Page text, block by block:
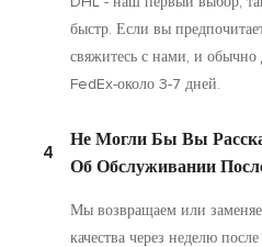
быстр. Если вы
свяжитесь с нами, и обычно
FedEx-около 3-7 дней.
4
Не Могли Бы Вы
Об Обслуживании
Мы возвращаем или
качества через неделю